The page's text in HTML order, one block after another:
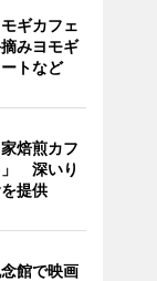
ギカフェ
みヨモギ
トなど
焙煎カフ
」 深いり
提供
館で映画